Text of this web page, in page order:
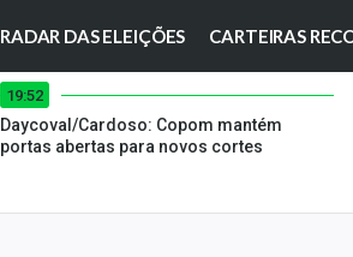
RADAR DAS ELEIÇÕES CARTEIRAS
19:52
Daycoval/Cardoso: Copom mantém
portas abertas para novos cortes